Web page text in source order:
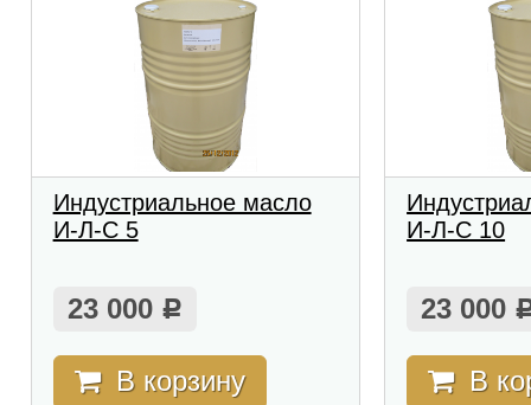
Индустриальное масло
И-Л-С 5
23 000 Р
В корзину
И-Л-С 10
23 000
В